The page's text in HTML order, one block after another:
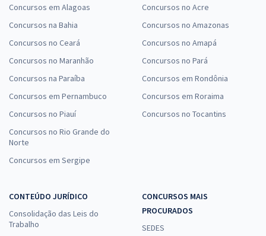
Concursos em Alagoas
Concursos na Bahia
Concursos no Ceará
Concursos no Maranhão
Concursos na Paraíba
Concursos em Pernambuco
Concursos no Piauí
Concursos no Rio Grande do
Norte
Concursos em Sergipe
Concursos no Acre
Concursos no Amazonas
Concursos no Amapá
Concursos no Pará
Concursos em Rondônia
Concursos em Roraima
Concursos no Tocantins
CONTEÚDO JURÍDICO
Consolidação das Leis do
Trabalho
CONCURSOS MAIS
PROCURADOS
SEDES